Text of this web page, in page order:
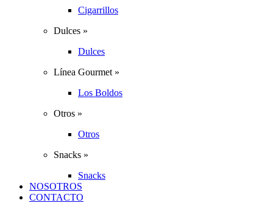
Cigarrillos
Dulces »
Dulces
Línea Gourmet »
Los Boldos
Otros »
Otros
Snacks »
Snacks
NOSOTROS
CONTACTO